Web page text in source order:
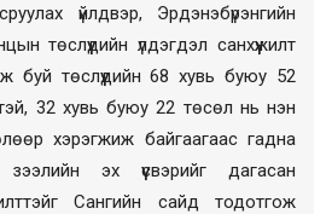
үйлдвэр, Эрдэнэбүрэнгийн
төслүүдийн үлдэгдэл санхүүжилт
буй төслүүдийн 68 хувь буюу 52
32 хувь буюу 22 төсөл нь нэн
хэрэгжиж байгаагаас гадна
эх үүсвэрийг дагасан
Сангийн сайд тодотгож